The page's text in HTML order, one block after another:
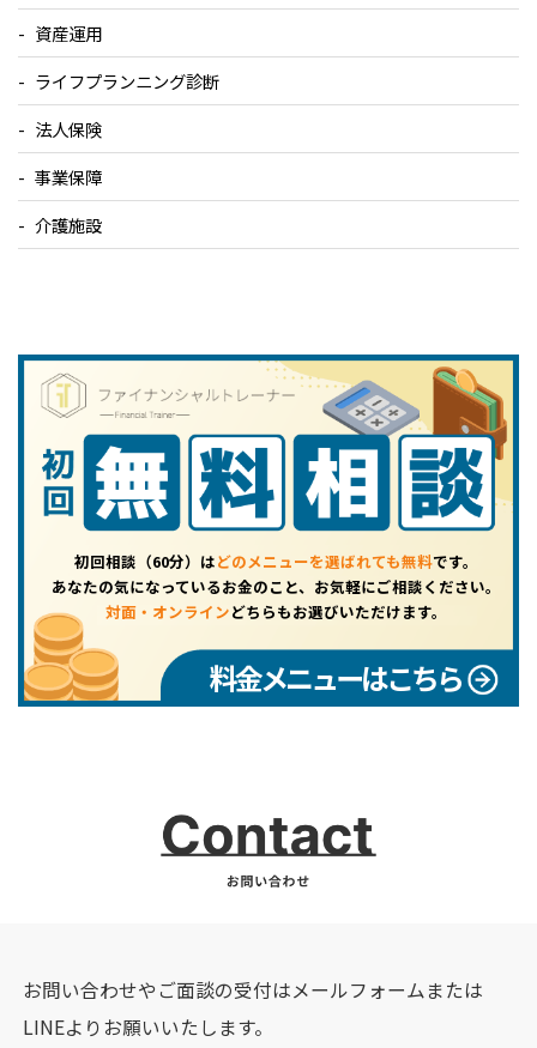
資産運用
ライフプランニング診断
法人保険
事業保障
介護施設
初回相談（60分）はどのメニューを選ばれても無料です。
あなたの気になっているお金のこと、お気軽にご相談ください。
対面・オンラインどちらもお選びいただけます。
料金メニューはこちら
お問い合わせやご面談の受付はメールフォームまたは
LINEよりお願いいたします。